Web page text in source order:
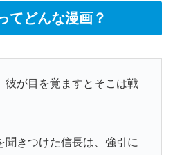
てどんな漫画？
彼が目を覚ますとそこは戦
聞きつけた信長は、強引に